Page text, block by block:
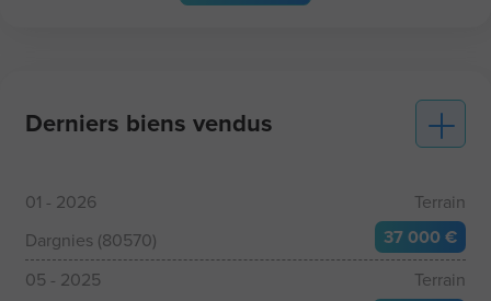
Derniers biens vendus
01 - 2026
Terrain
Dargnies (80570)
37 000 €
05 - 2025
Terrain